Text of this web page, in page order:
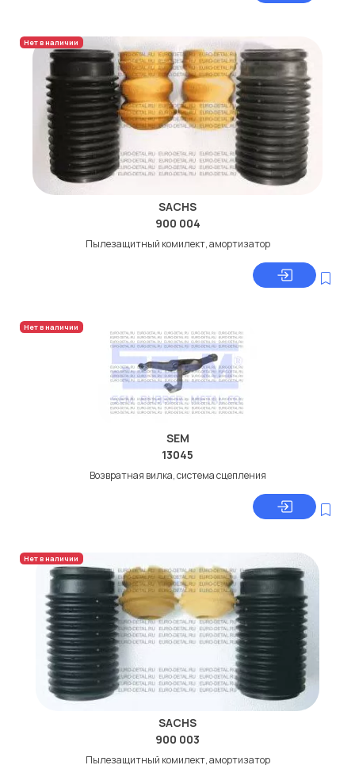
Нет в наличии
SACHS
900 004
Пылезащитный комилект, амортизатор
Нет в наличии
SEM
13045
Возвратная вилка, система сцепления
Нет в наличии
SACHS
900 003
Пылезащитный комилект, амортизатор